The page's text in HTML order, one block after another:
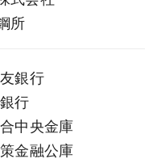
所
銀行
行
中央金庫
金融公庫